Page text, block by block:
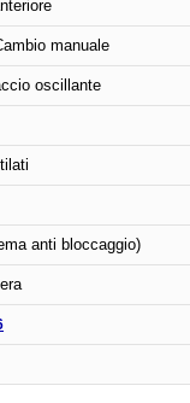
manuale
oscillante
anti bloccaggio)